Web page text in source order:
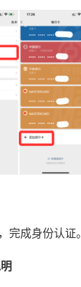
完成身份认证。